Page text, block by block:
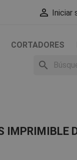
 Iniciar
CORTADORES
search
IMPRIMIBLE